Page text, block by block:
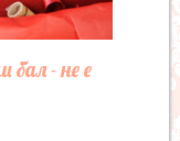
бал - не е